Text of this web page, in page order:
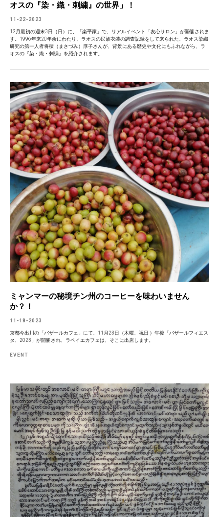
オスの『染・織・刺繍』の世界」！
11-22-2023
12月最初の週末3日（日）に、「楽平家」で、リアルイベント「友心サロン」が開催されま
す。1996年来20年余にわたり、ラオスの民族衣装の調査記録をして来られた、ラオス染織
研究の第一人者将積（まさづみ）厚子さんが、背景にある歴史や文化にもふれながら、ラ
オスの『染・織・刺繍』を紹介されます。
ミャンマーの秘境チン州のコーヒーを味わいません
か？！
11-18-2023
京都今出川の「バザールカフェ」にて、11月23日（木曜、祝日 ）午後「バザールフィエス
タ、2023」が開催され、ラペイエカフェは、そこに出店します。
EVENT